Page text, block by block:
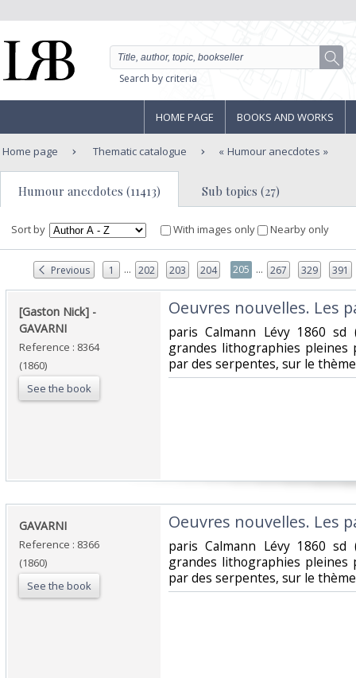
Search by criteria
HOME PAGE BOOKS AND WORKS
Home page Thematic catalogue Humour anecdotes
Humour anecdotes (11413) Sub topics (27)
Sort by With images only Nearby only
Previous 1 ... 202 203 204 205 ... 267 329 391
‎[Gaston Nick] - ‎
‎GAVARNI‎
Reference : 8364
(1860)
See the book
‎Oeuvres nouvelles. Les
‎paris Calmann Lévy 1860
grandes lithographies pleines
par des serpentes, sur le
‎GAVARNI‎
Reference : 8366
(1860)
See the book
‎Oeuvres nouvelles. Les
‎paris Calmann Lévy 1860
grandes lithographies pleines
par des serpentes, sur le